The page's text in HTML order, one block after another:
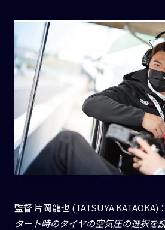
監督 片岡龍也 (TATSUYA KATAOKA)：
タート時のタイヤの空気圧の選択を